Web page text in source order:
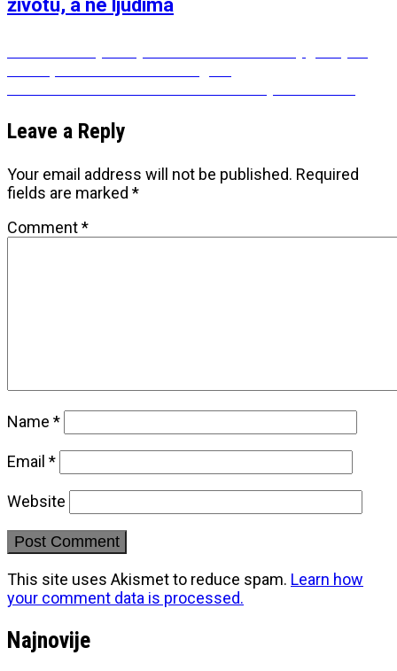
životu, a ne ljudima
Post
navigation
Leave a Reply
Your email address will not be published. Required
fields are marked *
Comment*
Name *
Email *
Website
This site uses Akismet to reduce spam. Learn how
your comment data is processed.
Najnovije